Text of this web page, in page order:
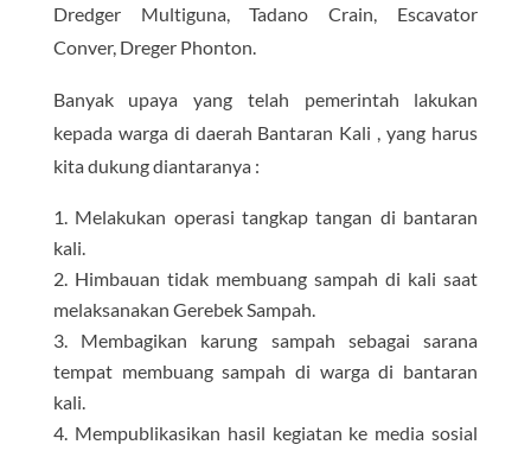
Dredger Multiguna, Tadano Crain, Escavator
Conver, Dreger Phonton.
Banyak upaya yang telah pemerintah lakukan
kepada warga di daerah Bantaran Kali , yang harus
kita dukung diantaranya :
Melakukan operasi tangkap tangan di bantaran
kali.
Himbauan tidak membuang sampah di kali saat
melaksanakan Gerebek Sampah.
Membagikan karung sampah sebagai sarana
tempat membuang sampah di warga di bantaran
kali.
Mempublikasikan hasil kegiatan ke media sosial